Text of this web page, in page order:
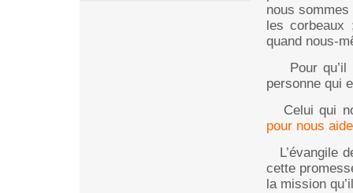
nous sommes
les
quand nous-
Pour qu’il
personne qui
Celui qui
pour nous
L’évangile
cette
la mission